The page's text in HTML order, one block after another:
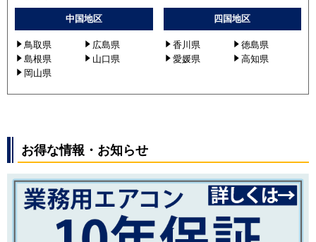
中国地区
鳥取県
広島県
島根県
山口県
岡山県
四国地区
香川県
徳島県
愛媛県
高知県
お得な情報・お知らせ